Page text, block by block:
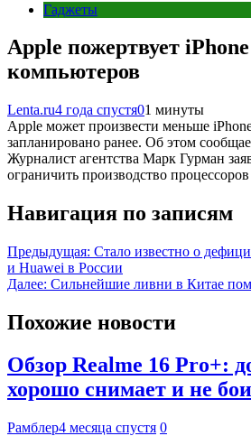
Гаджеты
Apple пожертвует
компьютеров
Lenta.ru4 года спустя01 минуты
Apple может произвести меньше
запланировано ранее. Об этом
Журналист агентства Марк Гурман
ограничить производство
Навигация по записям
Предыдущая: Стало известно о
и Huawei в России
Далее: Сильнейшие ливни в Китае
Похожие новости
Обзор Realme 16 Pro+:
хорошо снимает и не
Рамблер4 месяца спустя 0